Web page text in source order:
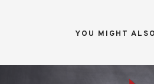
YOU MIGHT